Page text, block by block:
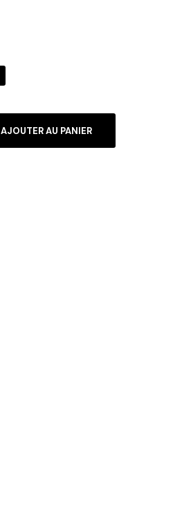
AJOUTER AU PANIER